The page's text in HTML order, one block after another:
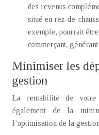
des revenus
situé en rez-de-
exemple, pourrait
commerçant,
Minimiser les
gestion
La rentabilité de votre
également de la
l’optimisation de la